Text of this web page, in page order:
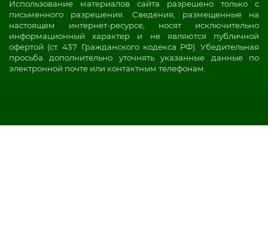
Использование материалов сайта разрешено только с
письменного разрешения. Сведения, размещенные на
настоящем интернет-ресурсе, носят исключительно
информационный характер и не являются публичной
офертой (ст. 437 Гражданского кодекса РФ). Убедительная
просьба дополнительно уточнять указанные данные по
электронной почте или контактным телефонам.